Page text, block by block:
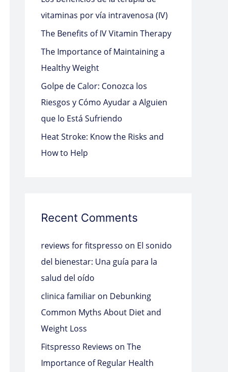
o
r
:
vitaminas por vía intravenosa (IV)
The Benefits of IV Vitamin Therapy
The Importance of Maintaining a
Healthy Weight
Golpe de Calor: Conozca los
Riesgos y Cómo Ayudar a Alguien
que lo Está Sufriendo
Heat Stroke: Know the Risks and
How to Help
Recent Comments
reviews for fitspresso on El sonido
del bienestar: Una guía para la
salud del oído
clinica familiar on Debunking
Common Myths About Diet and
Weight Loss
Fitspresso Reviews on The
Importance of Regular Health